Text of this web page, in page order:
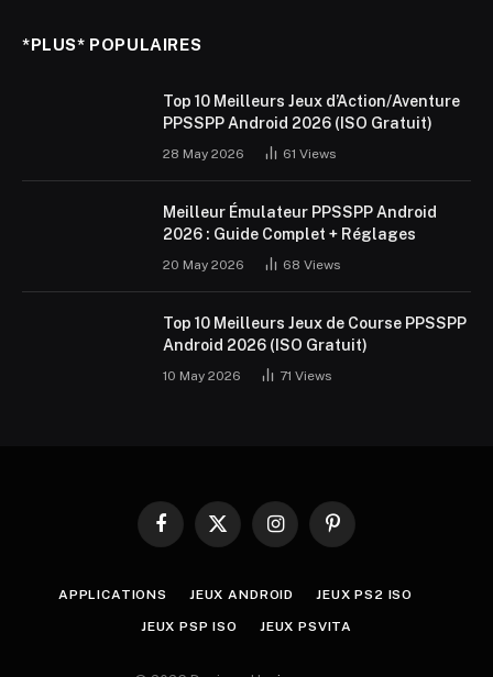
*PLUS* POPULAIRES
Top 10 Meilleurs Jeux d’Action/Aventure
PPSSPP Android 2026 (ISO Gratuit)
28 May 2026 61 Views
Meilleur Émulateur PPSSPP Android
2026 : Guide Complet + Réglages
20 May 2026 68 Views
Top 10 Meilleurs Jeux de Course PPSSPP
Android 2026 (ISO Gratuit)
10 May 2026 71 Views
Facebook
X
InstagramPinterest
APPLICATIONS JEUX ANDROID JEUX PS2 ISO
JEUX PSP ISO JEUX PSVITA